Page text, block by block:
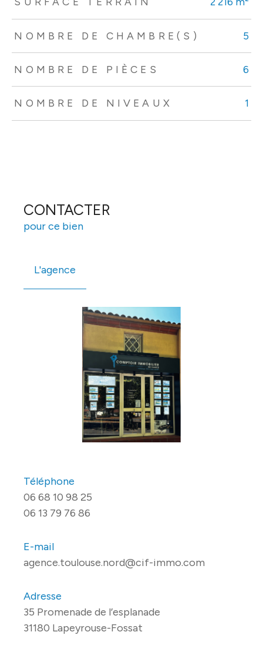
NOMBRE DE CHAMBRE(S) 5
NOMBRE DE PIÈCES 6
NOMBRE DE NIVEAUX 1
CONTACTER
pour ce bien
L'agence
Téléphone
06 68 10 98 25
06 13 79 76 86
E-mail
agence.toulouse.nord@cif-immo.com
Adresse
35 Promenade de l’esplanade
31180 Lapeyrouse-Fossat